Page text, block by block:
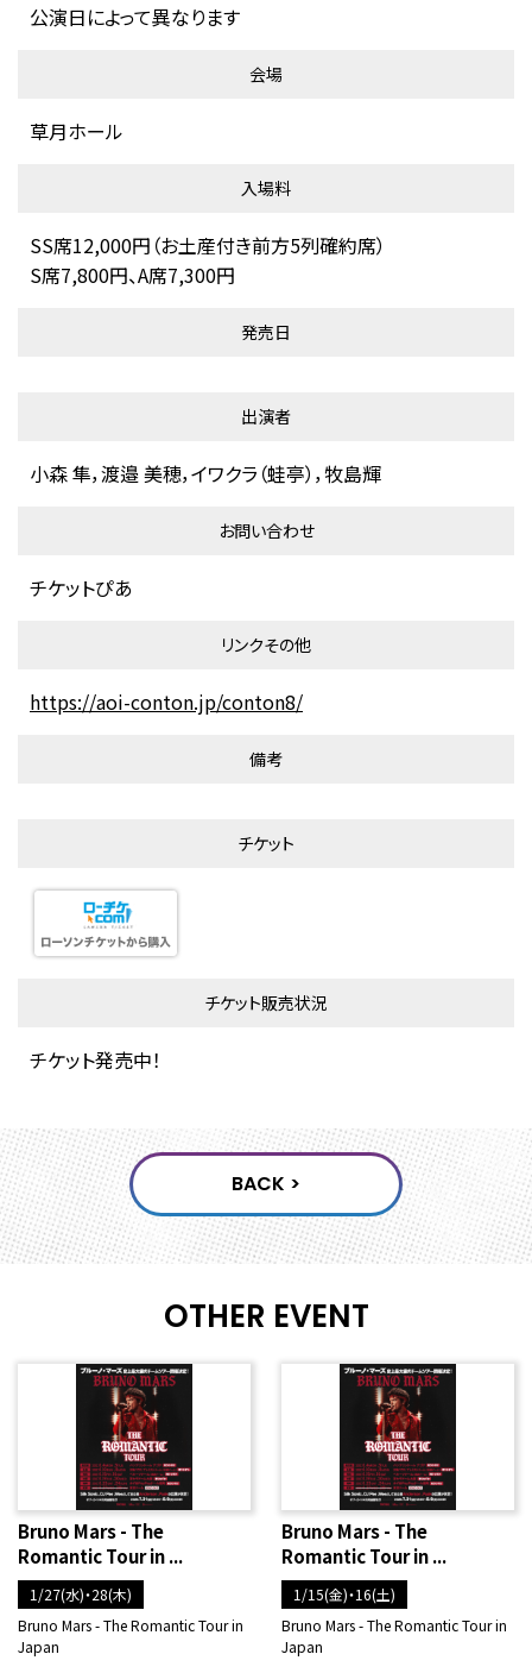
公演日によって異なります
会場
草月ホール
入場料
SS席12,000円（お土産付き前方5列確約席）
S席7,800円、A席7,300円
発売日
出演者
小森 隼，渡邉 美穂，イワクラ（蛙亭），牧島輝
お問い合わせ
チケットぴあ
リンクその他
https://aoi-conton.jp/conton8/
備考
チケット
チケット販売状況
チケット発売中！
OTHER EVENT
Bruno Mars - The
Romantic Tour in ...
1/27(水)・28(木)
Bruno Mars - The Romantic Tour in
Japan
Bruno Mars - The
Romantic Tour in ...
1/15(金)・16(土)
Bruno Mars - The Romantic Tour in
Japan